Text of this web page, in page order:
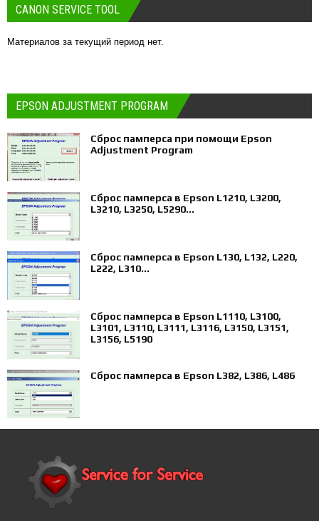
CANON SERVICE TOOL
Материалов за текущий период нет.
EPSON ADJUSTMENT PROGRAM
Сброс памперса при помощи Epson
Adjustment Program
Сброс памперса в Epson L1210, L3200,
L3210, L3250, L5290...
Сброс памперса в Epson L130, L132, L220,
L222, L310...
Сброс памперса в Epson L1110, L3100,
L3101, L3110, L3111, L3116, L3150, L3151,
L3156, L5190
Сброс памперса в Epson L382, L386, L486